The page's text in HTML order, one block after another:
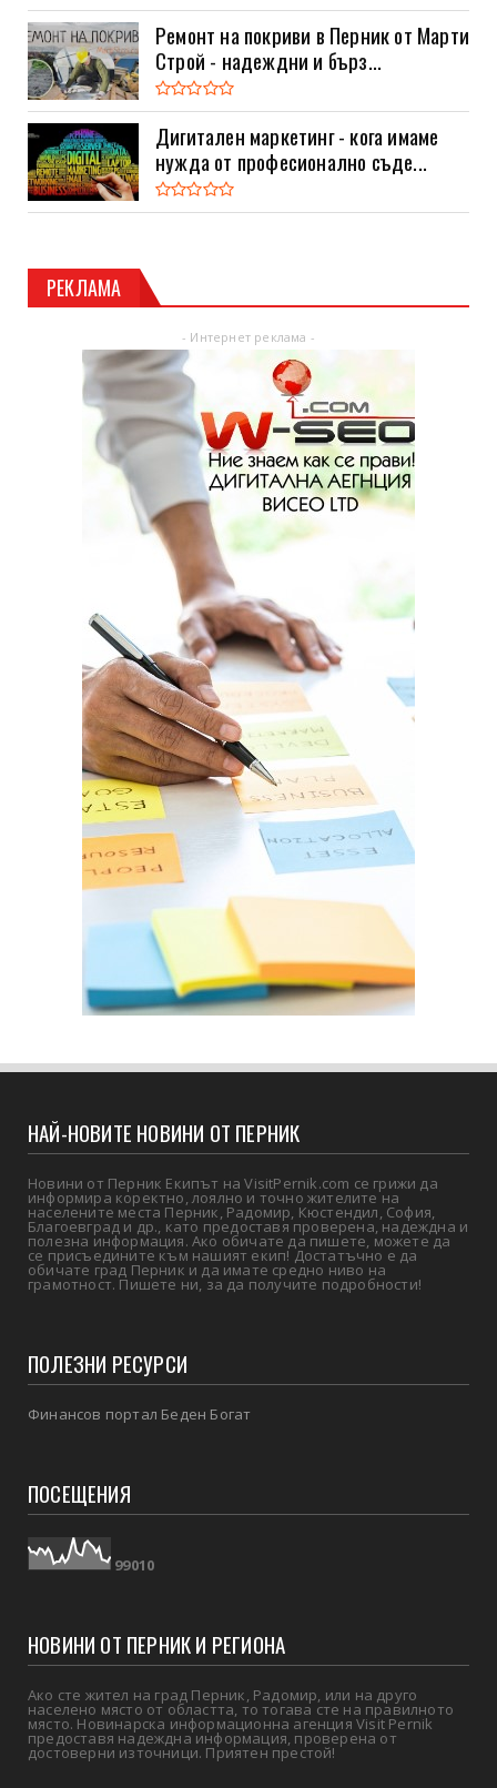
Ремонт на покриви в Перник от Марти
Строй - надеждни и бърз...
Дигитален маркетинг - кога имаме
нужда от професионално съде...
РЕКЛАМА
- Интернет реклама -
НАЙ-НОВИТЕ НОВИНИ ОТ ПЕРНИК
Новини от Перник Екипът на VisitPernik.com се грижи да
информира коректно, лоялно и точно жителите на
населените места Перник, Радомир, Кюстендил, София,
Благоевград и др., като предоставя проверена, надеждна и
полезна информация. Ако обичате да пишете, можете да
се присъедините към нашият екип! Достатъчно е да
обичате град Перник и да имате средно ниво на
грамотност. Пишете ни, за да получите подробности!
ПОЛЕЗНИ РЕСУРСИ
Финансов портал Беден Богат
ПОСЕЩЕНИЯ
99010
НОВИНИ ОТ ПЕРНИК И РЕГИОНА
Ако сте жител на град Перник, Радомир, или на друго
населено място от областта, то тогава сте на правилното
място. Новинарска информационна агенция Visit Pernik
предоставя надеждна информация, проверена от
достоверни източници. Приятен престой!